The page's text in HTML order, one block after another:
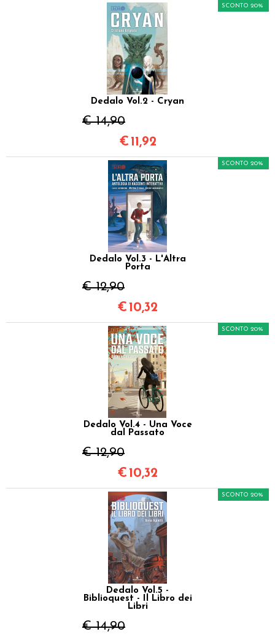
Dedalo Vol.2 - Cryan
€ 14,90
SCONTO 20%
€ 11,92
Dedalo Vol.3 - L'Altra
Porta
€ 12,90
SCONTO 20%
€ 10,32
Dedalo Vol.4 - Una Voce
dal Passato
€ 12,90
SCONTO 20%
€ 10,32
Dedalo Vol.5 -
Biblioquest - Il Libro dei
Libri
€ 14,90
SCONTO 20%